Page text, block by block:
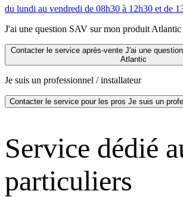
du lundi au vendredi de 08h30 à 12h30 et de
J'ai une question SAV sur mon produit Atlantic
Contacter le service après-vente J'ai une
Atlantic
Je suis un professionnel / installateur
Contacter le service pour les pros Je suis un
Service dédié
particuliers